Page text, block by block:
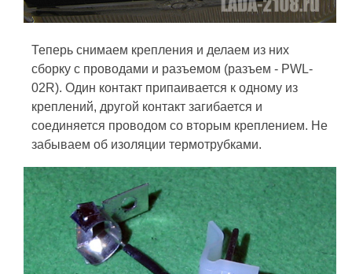
Теперь снимаем крепления и делаем из них
сборку с проводами и разъемом (разъем - PWL-
02R). Один контакт припаивается к одному из
креплений, другой контакт загибается и
соединяется проводом со вторым креплением. Не
забываем об изоляции термотрубками.